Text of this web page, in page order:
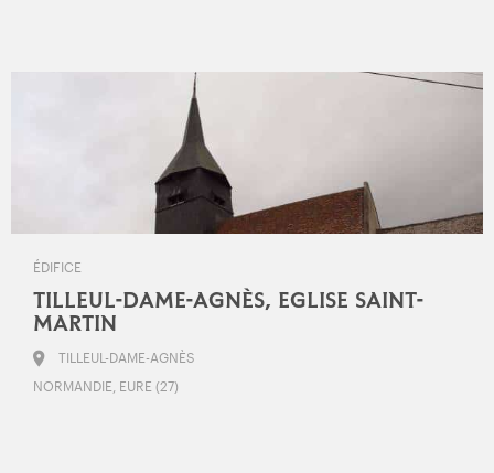
ÉDIFICE
TILLEUL-DAME-AGNÈS, EGLISE SAINT-
MARTIN
TILLEUL-DAME-AGNÈS
NORMANDIE, EURE (27)